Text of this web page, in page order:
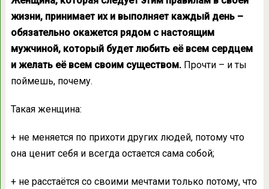
жизни, принимает их и выполняет каждый день –
обязательно окажется рядом с настоящим
мужчиной, который будет любить её всем сердцем
и желать её всем своим существом.Прочти – и ты
поймешь, почему.
Такая женщина:
+ не меняется по прихоти других людей, потому что
она ценит себя и всегда остается сама собой;
+ не расстаётся со своими мечтами только потому, что